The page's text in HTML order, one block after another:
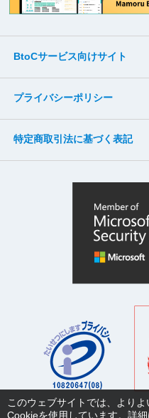
BtoCサービス向けサイト
プライバシーポリシー
特定商取引法に基づく表記
このウェブサイトでは、より
Cookieを使用しています。詳細